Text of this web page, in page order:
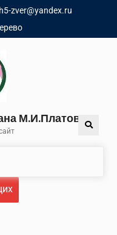
zver@yandex.ru
М.И.Платова Search